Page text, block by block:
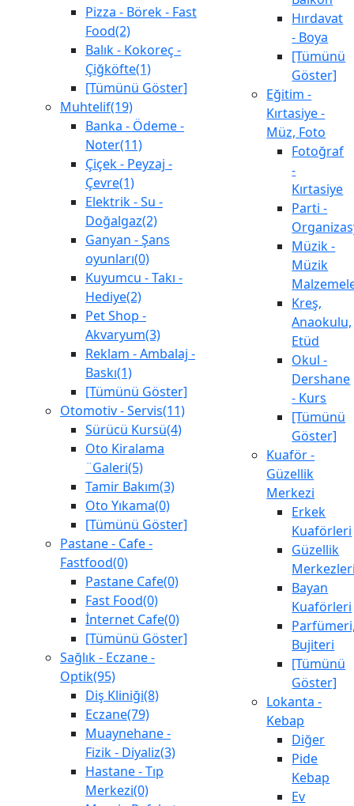
Pizza - Börek - Fast
Food(2)
Balık - Kokoreç -
Çiğköfte(1)
[Tümünü Göster]
Muhtelif(19)
Banka - Ödeme -
Noter(11)
Çiçek - Peyzaj -
Çevre(1)
Elektrik - Su -
Doğalgaz(2)
Ganyan - Şans
oyunları(0)
Kuyumcu - Takı -
Hediye(2)
Pet Shop -
Akvaryum(3)
Reklam - Ambalaj -
Baskı(1)
[Tümünü Göster]
Otomotiv - Servis(11)
Sürücü Kursü(4)
Oto Kiralama
¨Galeri(5)
Tamir Bakım(3)
Oto Yıkama(0)
[Tümünü Göster]
Pastane - Cafe -
Fastfood(0)
Pastane Cafe(0)
Fast Food(0)
İnternet Cafe(0)
[Tümünü Göster]
Sağlık - Eczane -
Optik(95)
Diş Kliniği(8)
Eczane(79)
Muaynehane -
Fizik - Diyaliz(3)
Hastane - Tıp
Merkezi(0)
Hırdavat
- Boya
[Tümünü
Göster]
Eğitim -
Kırtasiye -
Müz, Foto
Fotoğraf
-
Kırtasiye
Parti -
Müzik -
Müzik
Kreş,
Anaokulu,
Etüd
Okul -
Dershane
- Kurs
[Tümünü
Göster]
Kuaför -
Güzellik
Merkezi
Erkek
Kuaförleri
Güzellik
Bayan
Kuaförleri
Bujiteri
[Tümünü
Göster]
Lokanta -
Kebap
Diğer
Pide
Kebap
Ev